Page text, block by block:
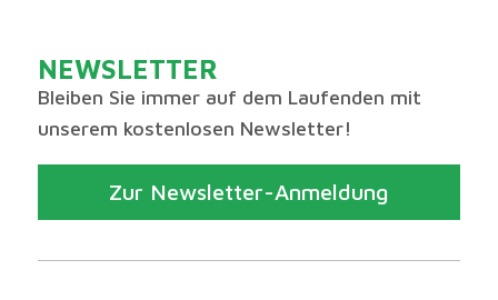
NEWSLETTER
Bleiben Sie immer auf dem Laufenden mit
unserem kostenlosen Newsletter!
Zur Newsletter-Anmeldung